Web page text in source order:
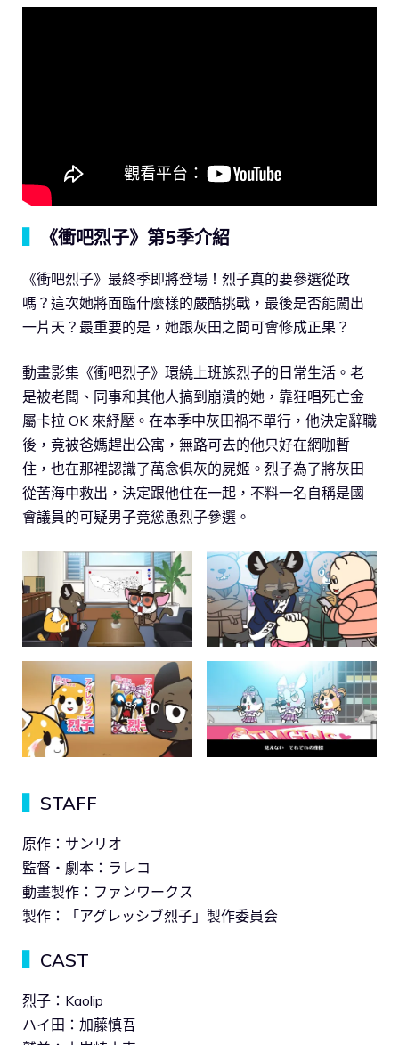
《衝吧烈子》第5季介紹
《衝吧烈子》最終季即將登場！烈子真的要參選從政
嗎？這次她將面臨什麼樣的嚴酷挑戰，最後是否能闖出
一片天？最重要的是，她跟灰田之間可會修成正果？
動畫影集《衝吧烈子》環繞上班族烈子的日常生活。老
是被老闆、同事和其他人搞到崩潰的她，靠狂唱死亡金
屬卡拉 OK 來紓壓。在本季中灰田禍不單行，他決定辭職
後，竟被爸媽趕出公寓，無路可去的他只好在網咖暫
住，也在那裡認識了萬念俱灰的屍姬。烈子為了將灰田
從苦海中救出，決定跟他住在一起，不料一名自稱是國
會議員的可疑男子竟慫恿烈子參選。
STAFF
原作：サンリオ
監督・劇本：ラレコ
動畫製作：ファンワークス
製作：「アグレッシブ烈子」製作委員会
CAST
烈子：Kaolip
ハイ田：加藤慎吾